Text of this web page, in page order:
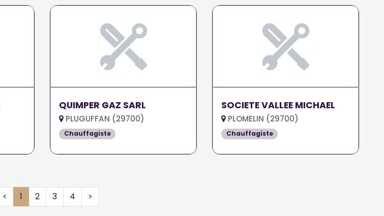
QUIMPER GAZ SARL
PLUGUFFAN (29700)
Chauffagiste
SOCIETE VALLEE MICHAEL
PLOMELIN (29700)
Chauffagiste
< 1 2 3 4 >